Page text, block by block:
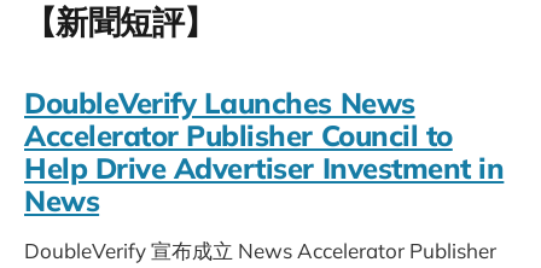
【新聞短評】
DoubleVerify Launches News
Accelerator Publisher Council to
Help Drive Advertiser Investment in
News
DoubleVerify 宣布成立 News Accelerator Publisher